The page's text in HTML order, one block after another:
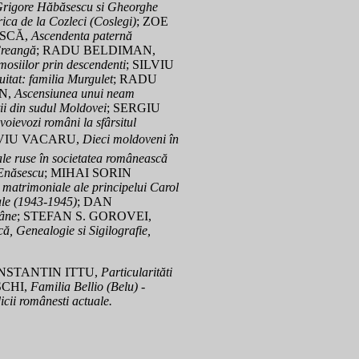
Hăbăsescu si Gheorghe
de la Cozleci (Coslegi); ZOE
Ascendenta paternă
; RADU BELDIMAN,
prin descendenti; SILVIU
familia Murgulet; RADU
Ascensiunea unui neam
din sudul Moldovei; SERGIU
români la sfârsitul
VACARU, Dieci moldoveni în
ruse în societatea românească
; MIHAI SORIN
matrimoniale ale principelui Carol
(1943-1945); DAN
; STEFAN S. GOROVEI,
Genealogie si Sigilografie,
ITTU, Particularităti
Familia Bellio (Belu) -
românesti actuale.